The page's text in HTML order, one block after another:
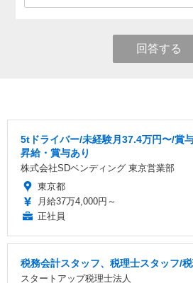
回答する
5tドライバー/未経験月37.4万円〜/賞
昇給・賞与あり
株式会社SDベンディング 東京営業部
東京都
月給37万4,000円～
正社員
税務会計スタッフ、税理士スタッフ/
スタートアップ税理士法人